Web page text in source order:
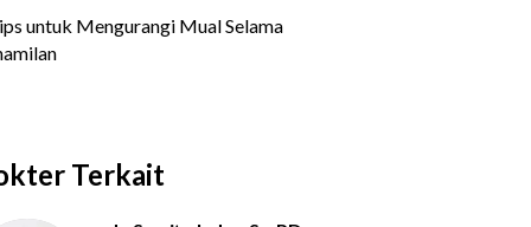
Terkait